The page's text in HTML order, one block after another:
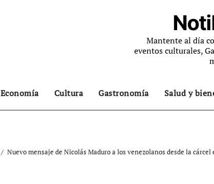
Mantente al día
eventos culturales,
Economía Cultura Gastronomía Salud y
Nuevo mensaje de Nicolás Maduro a los venezolanos desde la cárcel